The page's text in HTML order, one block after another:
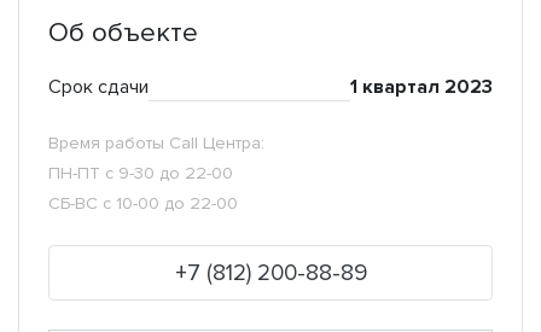
Об объекте
Срок сдачи 1 квартал 2023
Время работы Call Центра:
ПН-ПТ с 9-30 до 22-00
СБ-ВС с 10-00 до 22-00
+7 (812) 200-88-89